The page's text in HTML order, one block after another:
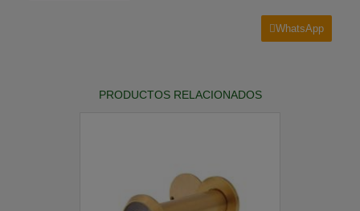
WhatsApp
PRODUCTOS RELACIONADOS